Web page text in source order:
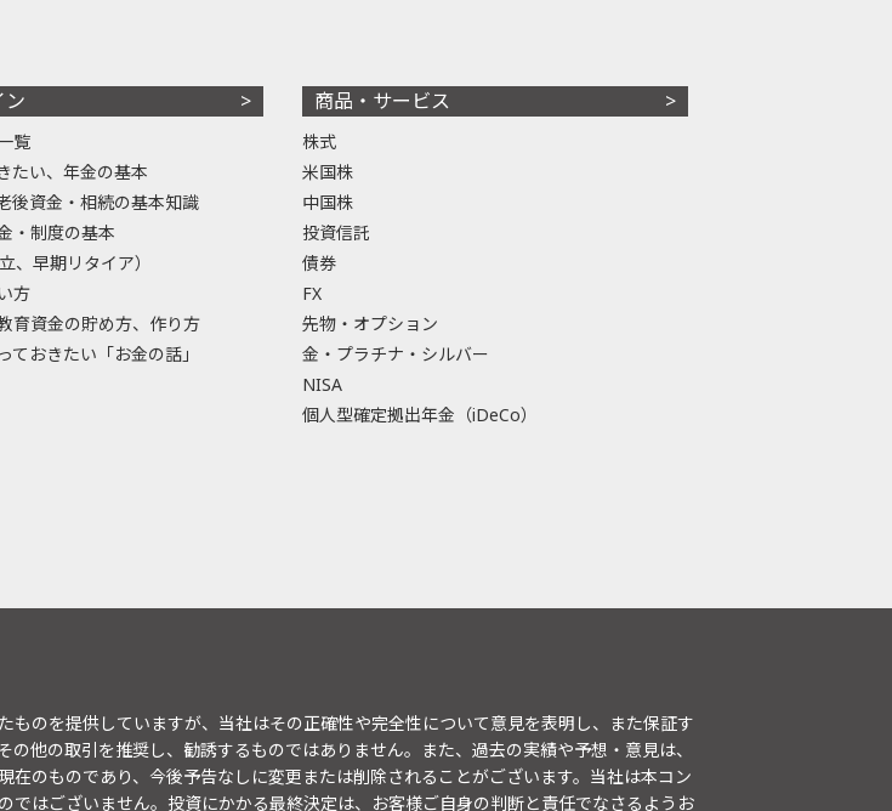
ン
覧
たい、年金の基本
後資金・相続の基本知識
・制度の基本
、早期リタイア）
方
育資金の貯め方、作り方
ておきたい「お金の話」
商品・サービス
株式
米国株
中国株
投資信託
債券
FX
先物・オプション
金・プラチナ・シルバー
NISA
個人型確定拠出年金（iDeCo）
のを提供していますが、当社はその正確性や完全性について意見を表明し、また保証す
他の取引を推奨し、勧誘するものではありません。また、過去の実績や予想・意見は、
のものであり、今後予告なしに変更または削除されることがございます。当社は本コン
はございません。投資にかかる最終決定は、お客様ご自身の判断と責任でなさるようお